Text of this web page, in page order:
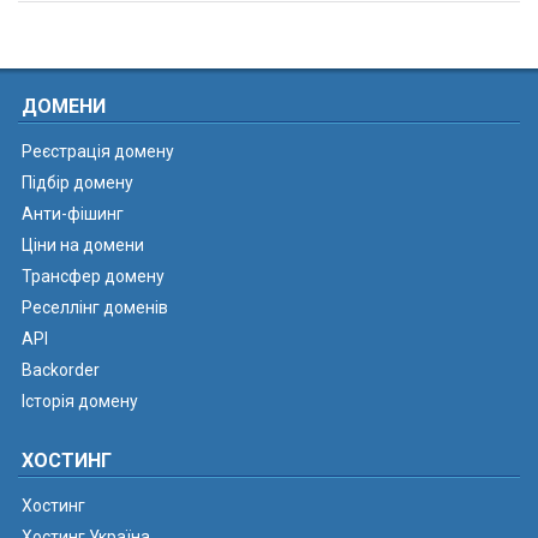
ДОМЕНИ
Реєстрація домену
Підбір домену
Анти-фішинг
Ціни на домени
Трансфер домену
Реселлінг доменів
API
Backorder
Історія домену
ХОСТИНГ
Хостинг